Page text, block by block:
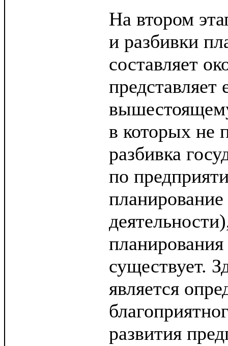
На втором
и разбивки
составляет
представляет
в которых не
разбивка
по
существует.
является
развития